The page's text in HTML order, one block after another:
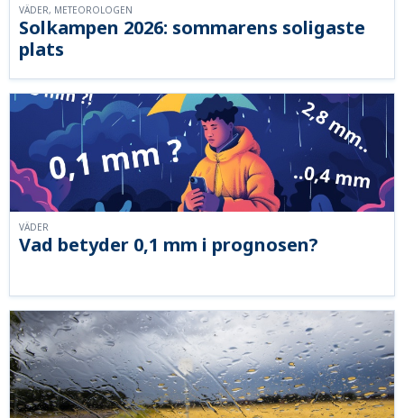
Solkampen 2026: sommarens soligaste
plats
VÄDER, METEOROLOGEN
Vad betyder 0,1 mm i prognosen?
VÄDER